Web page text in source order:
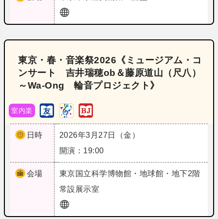
東京・春・音楽祭2026《ミュージアム・コ
ンサート 吉井瑞穂ob＆藤原道山（尺八）
～Wa‐Ong 輪音プロジェクト》
室内楽
日時
2026年3月27日（金）
開演：19:00
会場 東京国立科学博物館・地球館・地下2階
常設展示室